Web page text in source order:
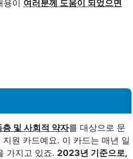
용이 여러분께 도움이 되었으면
층 및 사회적 약자를 대상으로 문
원 카드예요. 이 카드는 매년 일
가지고 있죠. 2023년 기준으로,